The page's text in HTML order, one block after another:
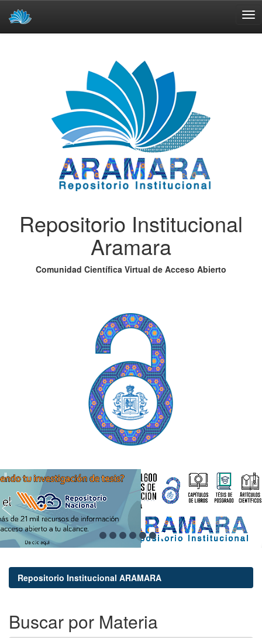
Repositorio Institucional
Aramara
Comunidad Científica Virtual de Acceso Abierto
Repositorio Institucional ARAMARA
Buscar por Materia